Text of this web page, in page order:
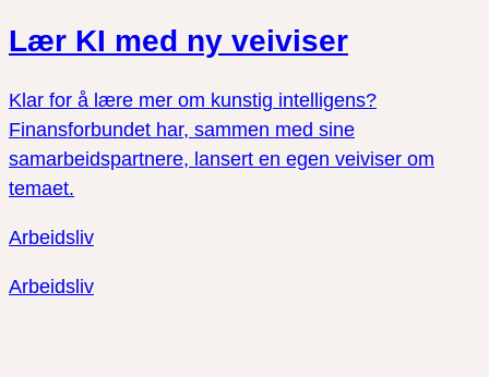
Lær KI med ny veiviser
Klar for å lære mer om kunstig intelligens?
Finansforbundet har, sammen med sine
samarbeidspartnere, lansert en egen veiviser om
temaet.
Arbeidsliv
Arbeidsliv